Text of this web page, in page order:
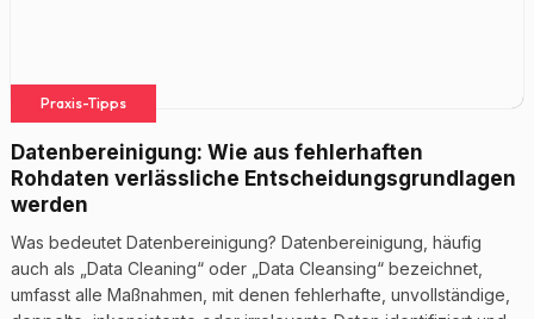
Praxis-Tipps
Datenbereinigung: Wie aus fehlerhaften
Rohdaten verlässliche Entscheidungsgrundlagen
werden
Was bedeutet Datenbereinigung? Datenbereinigung, häufig
auch als „Data Cleaning“ oder „Data Cleansing“ bezeichnet,
umfasst alle Maßnahmen, mit denen fehlerhafte, unvollständige,